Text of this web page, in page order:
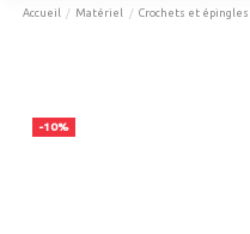
Accueil Matériel Crochets et épingles
-10%